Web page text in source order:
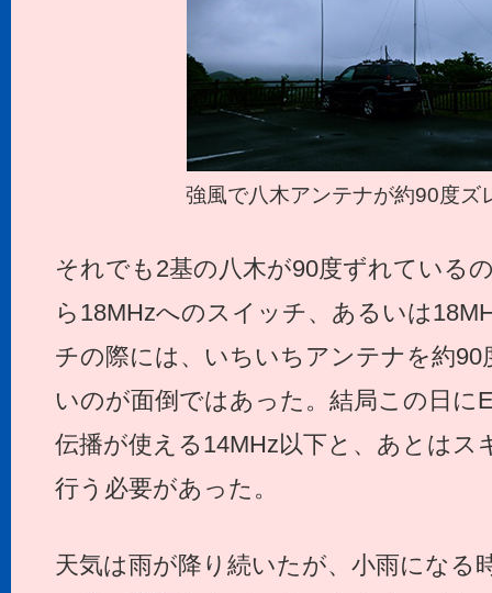
強風で八木アンテナが約90度ズ
それでも2基の八木が90度ずれている
ら18MHzへのスイッチ、あるいは
チの際には、いちいちアンテナを約
いのが面倒ではあった。結局この日に
伝播が使える14MHz以下と、あとはス
行う必要があった。
天気は雨が降り続いたが、小雨になる